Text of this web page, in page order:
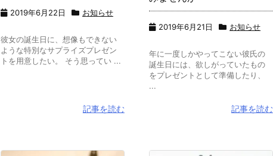
2019年6月22日 お知らせ
彼女の誕生日に、想像もできない
ような特別なサプライズプレゼン
トを用意したい。 そう思ってい ...
記事を読む
2019年6月21日 お知らせ
年に一度しかやってこない彼氏の
誕生日には、欲しがっていたもの
をプレゼントとして準備したり、
...
記事を読む